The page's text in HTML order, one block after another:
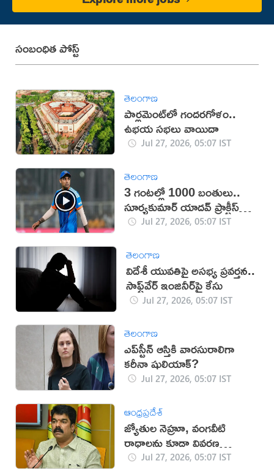
సంబంధిత పోస్ట్
తెలంగాణ
పార్లమెంట్‌లో గందరగోళం..
ఉభయ సభలు వాయిదా
Jul 27, 2026, 05:07 IST
తెలంగాణ
3 గంటల్లో 1000 బంతులు..
సూర్యకుమార్ యాదవ్ ప్రాక్టీస్
వీడియో వైరల్
Jul 27, 2026, 05:07 IST
తెలంగాణ
విదేశీ యువతిపై అసభ్య ప్రవర్తన..
సాఫ్ట్‌వేర్ ఇంజినీర్‌పై కేసు
Jul 27, 2026, 05:07 IST
తెలంగాణ
ఎప్‌స్టీన్‌ ఆస్తికి వారసురాలిగా
కరీనా షులియాక్‌?
Jul 27, 2026, 05:07 IST
ఆంధ్రప్రదేశ్
జ్యోతుల నెహ్రూ, వంగవీటి
రాధాలను కూడా వివరణ
అడుగుతారా?: బోండా ఉమా
Jul 27, 2026, 05:07 IST